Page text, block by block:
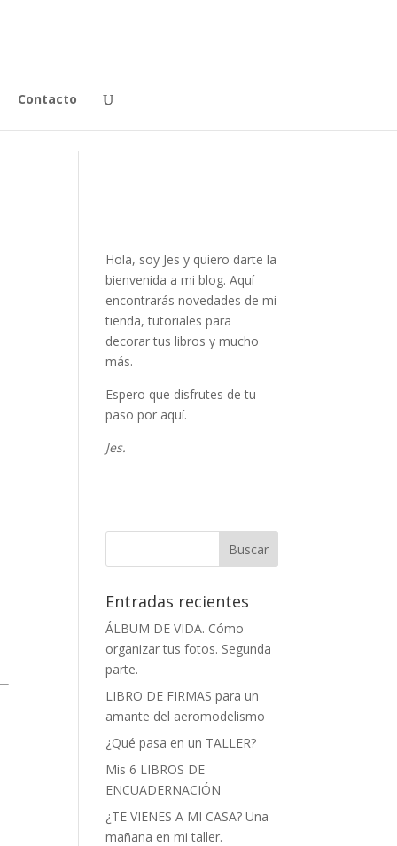
Contacto
Hola, soy Jes y quiero darte la
bienvenida a mi blog. Aquí
encontrarás novedades de mi
tienda, tutoriales para
decorar tus libros y mucho
más.
Espero que disfrutes de tu
paso por aquí.
Jes.
Entradas recientes
ÁLBUM DE VIDA. Cómo
organizar tus fotos. Segunda
parte.
LIBRO DE FIRMAS para un
amante del aeromodelismo
¿Qué pasa en un TALLER?
Mis 6 LIBROS DE
ENCUADERNACIÓN
¿TE VIENES A MI CASA? Una
mañana en mi taller.